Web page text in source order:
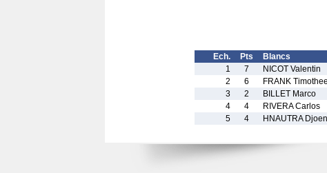
Ech. Pts Blancs
1
7 NICOT Valentin
2
6 FRANK Timothee
3
2 BILLET Marco
4
4 RIVERA Carlos
5
4 HNAUTRA